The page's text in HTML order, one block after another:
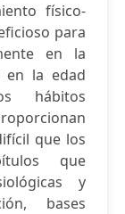
físico-
para
en la
en la edad
hábitos
que los
que
y
bases